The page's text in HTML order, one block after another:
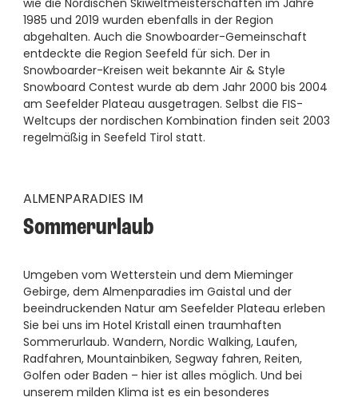
----
wie die Nordischen Skiweltmeisterschaften im Jahre
1985 und 2019 wurden ebenfalls in der Region
abgehalten. Auch die Snowboarder-Gemeinschaft
entdeckte die Region Seefeld für sich. Der in
Snowboarder-Kreisen weit bekannte Air & Style
Snowboard Contest wurde ab dem Jahr 2000 bis 2004
am Seefelder Plateau ausgetragen. Selbst die FIS-
Weltcups der nordischen Kombination finden seit 2003
regelmäßig in Seefeld Tirol statt.
ALMENPARADIES IM
Sommerurlaub
Umgeben vom Wetterstein und dem Mieminger
Gebirge, dem Almenparadies im Gaistal und der
beeindruckenden Natur am Seefelder Plateau erleben
Sie bei uns im Hotel Kristall einen traumhaften
Sommerurlaub. Wandern, Nordic Walking, Laufen,
Radfahren, Mountainbiken, Segway fahren, Reiten,
Golfen oder Baden – hier ist alles möglich. Und bei
unserem milden Klima ist es ein besonderes